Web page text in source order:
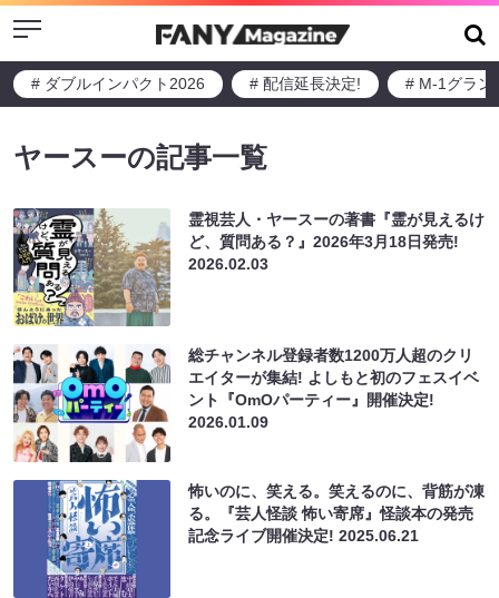
Menu
# ダブルインパクト2026 # 配信延長決定! # M-1グラン
ヤースーの記事一覧
霊視芸人・ヤースーの著書『霊が見えるけ
ど、質問ある？』2026年3月18日発売!
2026.02.03
総チャンネル登録者数1200万人超のクリ
エイターが集結! よしもと初のフェスイベ
ント『OmOパーティー』開催決定!
2026.01.09
怖いのに、笑える。笑えるのに、背筋が凍
る。『芸人怪談 怖い寄席』怪談本の発売
記念ライブ開催決定!2025.06.21